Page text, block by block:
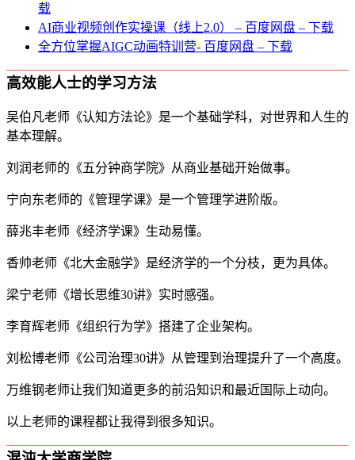
载
AI商业视频创作实操课（线上2.0） – 百度网盘 – 下载
全方位掌握AIGC动画特训营- 百度网盘 – 下载
高效能人士的学习方法
吴伯凡老师《认知方法论》是一个基础学科，对世界和人生的
基本理解。
刘润老师的《五分钟商学院》从商业基础开始做事。
宁向东老师的《管理学课》是一个管理学进阶版。
薛兆丰老师《经济学课》生动易懂。
香帅老师《北大金融学》是经济学的一个分枝，更为具体。
梁宁老师《增长思维30讲》实时感强。
李育辉老师《组织行为学》搭建了企业架构。
刘松博老师《公司治理30讲》从管理到治理提升了一个高度。
万维钢老师让我们知道更多的前沿知识和最近国际上动向。
以上老师的课程都让我得到很多知识。